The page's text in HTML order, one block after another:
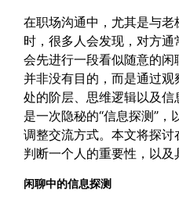
在职场沟通中，尤其是与
时，很多人会发现，对方
会先进行一段看似随意的
并非没有目的，而是通过
处的阶层、思维逻辑以及
是一次隐秘的“信息探测”
调整交流方式。本文将探
判断一个人的重要性，以及
闲聊中的信息探测